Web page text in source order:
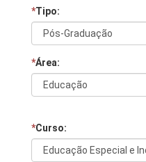
*Tipo:
*Área:
*Curso: